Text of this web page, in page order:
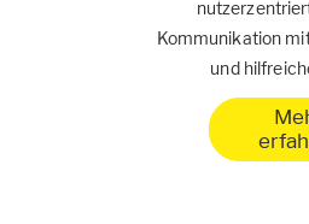
Kommunikation
und